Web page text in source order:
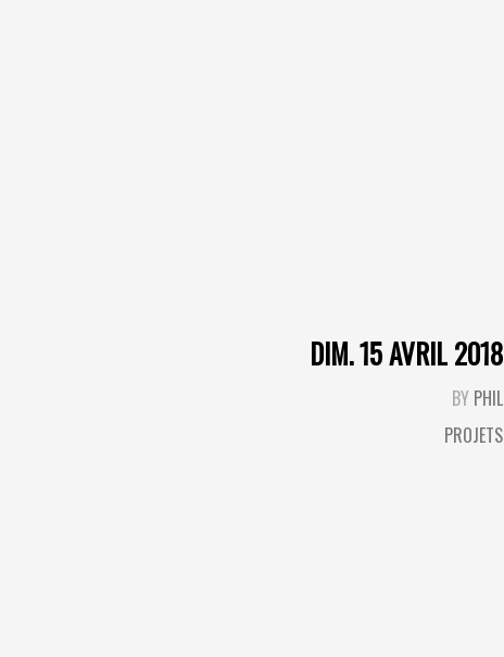
DIM. 15 AVRIL 2018
BY PHIL
PROJETS